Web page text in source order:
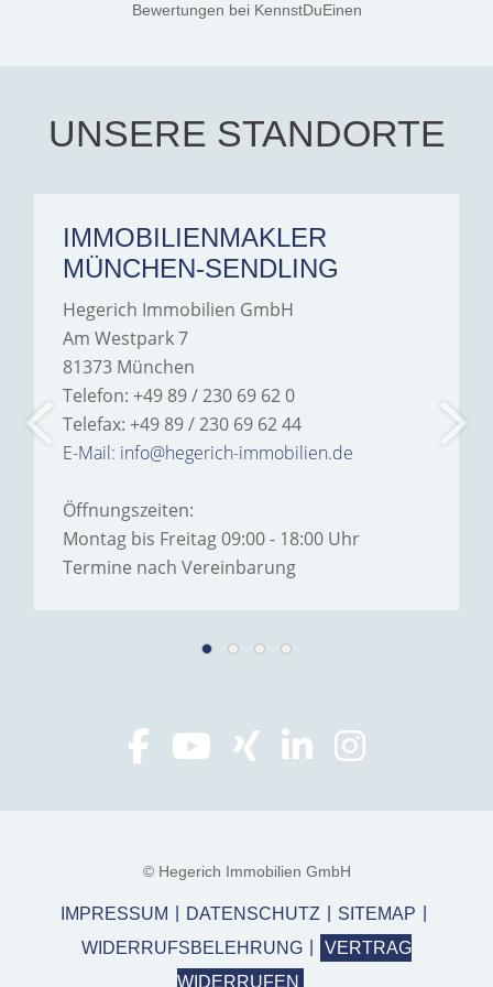
Jamrowâ€”she was
exceptionally professional,
Hegerich Immobilien to
anyone looking for a home.
Bewertungen bei KennstDuEinen
UNSERE STANDORTE
IMMOBILIENMAKLER
MÜNCHEN-SENDLING
Hegerich Immobilien GmbH
Am Westpark 7
81373 München
Telefon: +49 89 / 230 69 62 0
Telefax: +49 89 / 230 69 62 44
E-Mail: info@hegerich-immobilien.de
Öffnungszeiten:
Montag bis Freitag 09:00 - 18:00 Uhr
Termine nach Vereinbarung
© Hegerich Immobilien GmbH
IMPRESSUM DATENSCHUTZ
SITEMAP
WIDERRUFSBELEHRUNG
VERTRAG
WIDERRUFEN